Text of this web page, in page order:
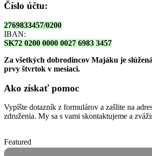
Číslo účtu:
2769833457/0200
IBAN:
SK72 0200 0000 0027 6983 3457
Za všetkých dobrodincov Majáku je
prvy štvrtok v mesiaci.
Ako získať pomoc
Vypíšte dotazník z formulárov a zašlite na
združenia. My sa s vami skontaktujeme a
Featured